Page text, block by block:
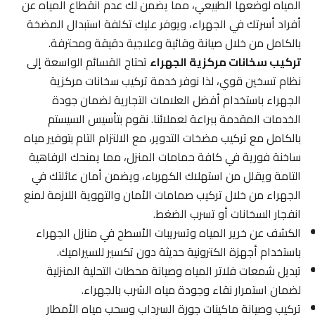
المياه لوضعها الطبيعي، مما يضمن لك عدم انقطاع المياه عن
أفراد أسرتك في الجهراء، ويوفر عليك تكلفة استبدال المضخة
بالكامل من خلال صيانة وقائية وعلاجية دقيقة ومحترفة.
تركيب سخانات مركزية الجهراءتحتاج القسائم الواسعة إلى
نظام تسخين قوي، لذا نوفر خدمة تركيب سخانات مركزية
الجهراء باستخدام أفضل العلامات التجارية لضمان جودة
الخدمات المقدمة ببراعة لعملائنا. نقوم بتأسيس السيستم
بالكامل مع تركيب مضخات التدوير، مع الالتزام التام بتوفير مياه
ساخنة فورية في كافة حمامات المنزل، مما يمنحك الرفاهية
التامة ويقلل من استهلاك الكهرباء، ويضمن أمان عائلتك في
الجهراء من خلال تركيب صمامات الأمان والتهوية اللازمة لمنع
انفجار السخانات أو تسرب الضغط.
الكشف عن خرير المياه وتسريبات الأسطح في منازل الجهراء
باستخدام أجهزة الكترونية حديثة دون تكسير للسيراميك.
تبديل شمعات فلاتر المياه وصيانة محطات التحلية المنزلية
لضمان استمرار نقاء وجودة مياه الشرب بالجهراء.
تركيب وصيانة ماكينات جورة السرداب وسحب مياه الأمطار